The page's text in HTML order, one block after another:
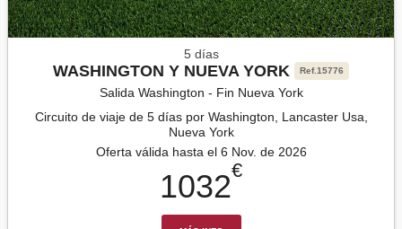
5 días
WASHINGTON Y NUEVA YORK Ref.15776
Salida Washington - Fin Nueva York
Circuito de viaje de 5 días por Washington, Lancaster Usa,
Nueva York
Oferta válida hasta el 6 Nov. de 2026
1032€